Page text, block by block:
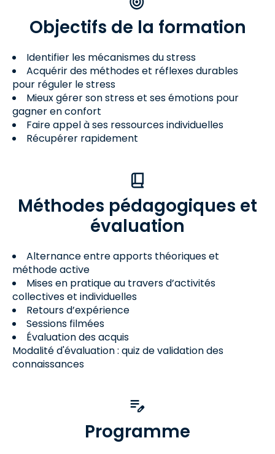
Objectifs de la formation
Identifier les mécanismes du stress
Acquérir des méthodes et réflexes durables
pour réguler le stress
Mieux gérer son stress et ses émotions pour
gagner en confort
Faire appel à ses ressources individuelles
Récupérer rapidement
Méthodes pédagogiques et
évaluation
Alternance entre apports théoriques et
méthode active
Mises en pratique au travers d’activités
collectives et individuelles
Retours d’expérience
Sessions filmées
Évaluation des acquis
Modalité d'évaluation : quiz de validation des
connaissances
Programme